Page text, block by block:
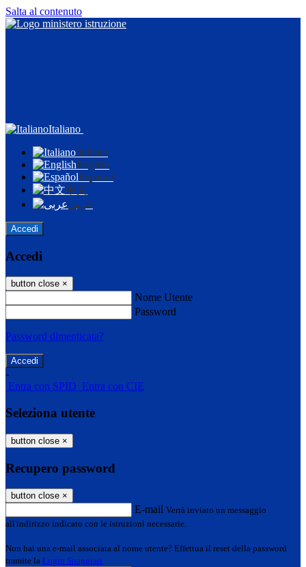
Salta al contenuto
Italiano
Italiano
English
Español
中文
عربى
Accedi
Accedi
button close ×
Nome Utente
Password
Password dimenticata?
-
Entra con SPID Entra con CIE
Seleziona utente
button close ×
Recupero password
button close ×
E-mail Verrà inviato un messaggio
all'indirizzo indicato con le istruzioni necessarie.
Non hai una e-mail associata al nome utente? Effettua il reset della password
tramite la Login Spaggiari